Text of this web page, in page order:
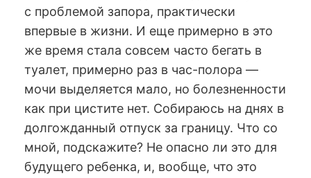
с проблемой запора, практически
впервые в жизни. И еще примерно в это
же время стала совсем часто бегать в
туалет, примерно раз в час-полора —
мочи выделяется мало, но болезненности
как при цистите нет. Собираюсь на днях в
долгожданный отпуск за границу. Что со
мной, подскажите? Не опасно ли это для
будущего ребенка, и, вообще, что это